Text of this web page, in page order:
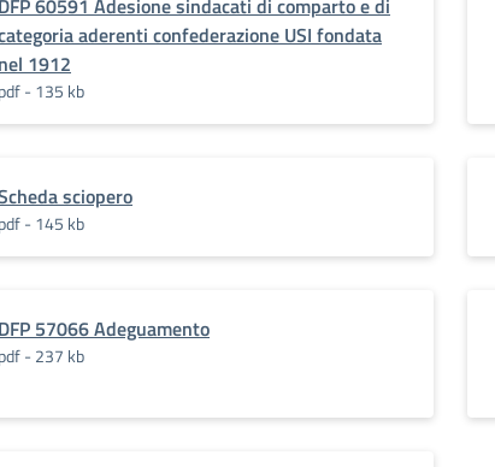
DFP 60591 Adesione sindacati di comparto e di
aderenti confederazione USI fondata
nel 1912
pdf - 135 kb
sciopero
pdf - 145 kb
DFP 57066 Adeguamento
pdf - 237 kb